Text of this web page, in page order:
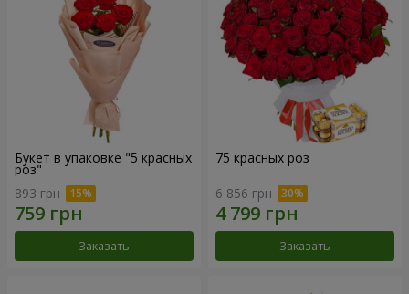
Букет в упаковке "5 красных
роз"
893 грн
Заказать
75 красных роз
6 856 грн
Заказать